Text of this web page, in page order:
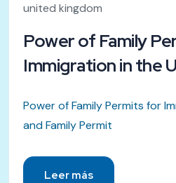
united kingdom
Power of Family
Immigration in the
Power of Family Permits for
and Family Permit
Leer más